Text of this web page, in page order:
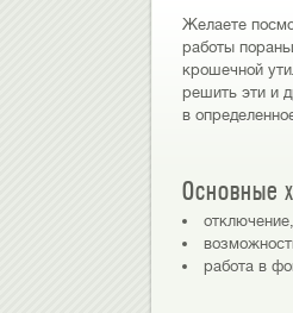
Желаете
работы
крошечной
решить эти и
в
Основные
работа в